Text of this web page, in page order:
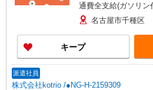
通費全支給(ガソリン
名古屋市千種区
キープ
派遣社員
株式会社kotrio /●NG-H-2159309